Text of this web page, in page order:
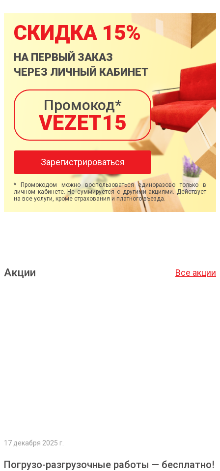
СКИДКА 15%
НА ПЕРВЫЙ ЗАКАЗ
ЧЕРЕЗ ЛИЧНЫЙ КАБИНЕТ
Промокод*
VEZET15
Зарегистрироваться
* Промокодом можно воспользоваться единоразово только в
личном кабинете. Не суммируется с другими акциями. Действует
на все услуги, кроме страхования и платного въезда.
Акции Все акции
17 декабря 2025 г.
Погрузо-разгрузочные работы — бесплатно!